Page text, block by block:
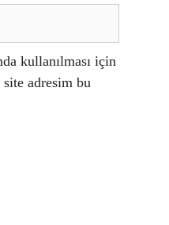
kullanılması için
site adresim bu